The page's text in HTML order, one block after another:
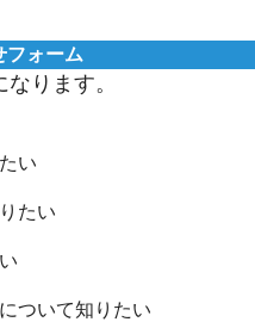
フォーム
ります。
い
たい
ついて知りたい